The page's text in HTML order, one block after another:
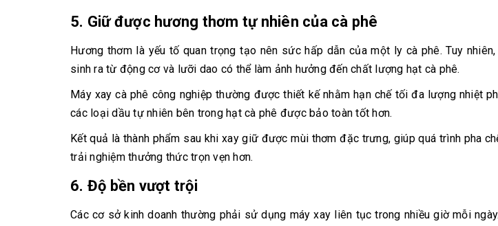
5. Giữ được hương thơm tự nhiên của cà phê
Hương thơm là yếu tố quan trọng tạo nên sức hấp dẫn của một ly cà phê. Tuy
sinh ra từ động cơ và lưỡi dao có thể làm ảnh hưởng đến chất lượng hạt cà phê.
Máy xay cà phê công nghiệp thường được thiết kế nhằm hạn chế tối đa lượng nhiệt
các loại dầu tự nhiên bên trong hạt cà phê được bảo toàn tốt hơn.
Kết quả là thành phẩm sau khi xay giữ được mùi thơm đặc trưng, giúp quá trình pha
trải nghiệm thưởng thức trọn vẹn hơn.
6. Độ bền vượt trội
Các cơ sở kinh doanh thường phải sử dụng máy xay liên tục trong nhiều giờ mỗi